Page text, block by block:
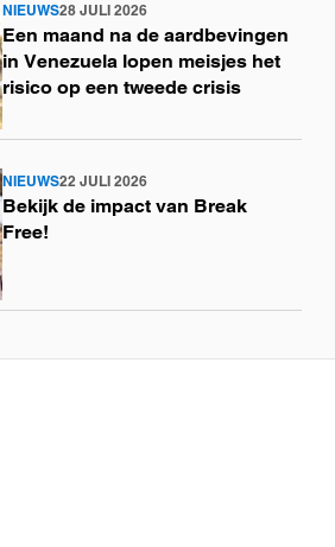
NIEUWS28 JULI 2026
Een maand na de aardbevingen
in Venezuela lopen meisjes het
risico op een tweede crisis
NIEUWS22 JULI 2026
Bekijk de impact van Break
Free!